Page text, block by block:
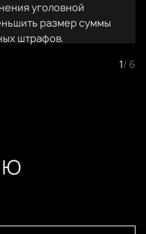
уголовной
размер суммы
штрафов.
1/ 6